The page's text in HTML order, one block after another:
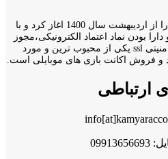
وبسایت کامیار اکانت فعالیت خود را از اردیبهشت سال 1400 اغاز کرد و با
روز و دارا بودن نماد اعتماد الکترونیکی،مجوز
پرداخت امن و همچنین گواهینامه امنیتی ssl یکی از محبوب ترین و مورد
و فروش اکانت بازی های موبایلی است.
ارتباطی